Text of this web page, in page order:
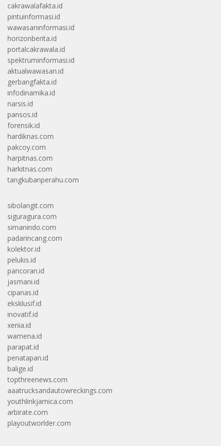
cakrawalafakta.id
pintuinformasi.id
wawasaninformasi.id
horizonberita.id
portalcakrawala.id
spektruminformasi.id
aktualwawasan.id
gerbangfakta.id
infodinamika.id
narsis.id
pansos.id
forensik.id
hardiknas.com
pakcoy.com
harpitnas.com
harkitnas.com
tangkubanperahu.com
sibolangit.com
siguragura.com
simanindo.com
padarincang.com
kolektor.id
pelukis.id
pancoran.id
jasmani.id
cipanas.id
eksklusif.id
inovatif.id
xenia.id
wamena.id
parapat.id
penatapan.id
balige.id
topthreenews.com
aaatrucksandautowreckings.com
youthlinkjamica.com
arbirate.com
playoutworlder.com